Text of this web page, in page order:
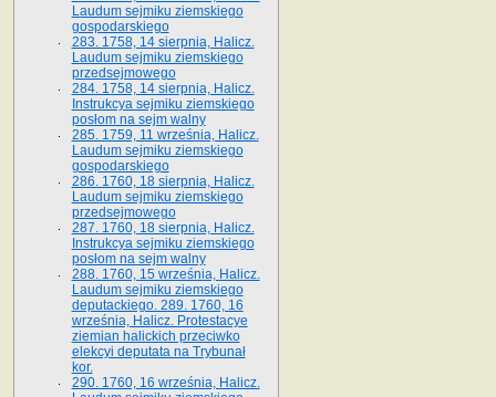
Laudum sejmiku ziemskiego
gospodarskiego
283. 1758, 14 sierpnia, Halicz.
Laudum sejmiku ziemskiego
przedsejmowego
284. 1758, 14 sierpnia, Halicz.
Instrukcya sejmiku ziemskiego
posłom na sejm walny
285. 1759, 11 września, Halicz.
Laudum sejmiku ziemskiego
gospodarskiego
286. 1760, 18 sierpnia, Halicz.
Laudum sejmiku ziemskiego
przedsejmowego
287. 1760, 18 sierpnia, Halicz.
Instrukcya sejmiku ziemskiego
posłom na sejm walny
288. 1760, 15 września, Halicz.
Laudum sejmiku ziemskiego
deputackiego. 289. 1760, 16
września, Halicz. Protestacye
ziemian halickich przeciwko
elekcyi deputata na Trybunał
kor.
290. 1760, 16 września, Halicz.